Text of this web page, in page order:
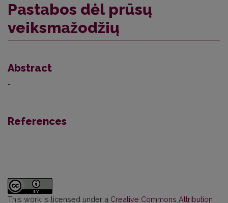
Pastabos dėl prūsų
veiksmažodžių
Abstract
-
References
This work is licensed under a Creative Commons Attribution